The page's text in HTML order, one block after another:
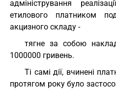
адміністрування
етилового платником
акцизного складу -
тягне за собою
1000000 гривень.
Ті самі дії, вчинені
протягом року було